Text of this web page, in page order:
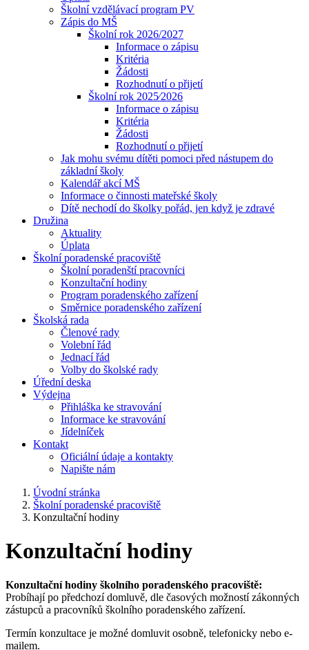
Školní vzdělávací program PV
Zápis do MŠ
Školní rok 2026/2027
Informace o zápisu
Kritéria
Žádosti
Rozhodnutí o přijetí
Školní rok 2025⁄2026
Informace o zápisu
Kritéria
Žádosti
Rozhodnutí o přijetí
Jak mohu svému dítěti pomoci před nástupem do
základní školy
Kalendář akcí MŠ
Informace o činnosti mateřské školy
Dítě nechodí do školky pořád, jen když je zdravé
Družina
Aktuality
Úplata
Školní poradenské pracoviště
Školní poradenští pracovníci
Konzultační hodiny
Program poradenského zařízení
Směrnice poradenského zařízení
Školská rada
Členové rady
Volební řád
Jednací řád
Volby do školské rady
Úřední deska
Výdejna
Přihláška ke stravování
Informace ke stravování
Jídelníček
Kontakt
Oficiální údaje a kontakty
Napište nám
Úvodní stránka
Školní poradenské pracoviště
Konzultační hodiny
Konzultační hodiny
Konzultační hodiny školního poradenského pracoviště:
Probíhají po předchozí domluvě, dle časových možností zákonných
zástupců a pracovníků školního poradenského zařízení.
Termín konzultace je možné domluvit osobně, telefonicky nebo e-
mailem.